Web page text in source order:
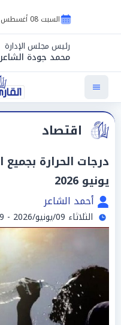
السبت 08 أغسطس 2026
رئيس مجلس الإدارة
محمد جودة الشاعر
اقتصاد
يونيو 2026
أحمد الشاعر
الثلاثاء 09/يونيو/2026 - 12:39 ص